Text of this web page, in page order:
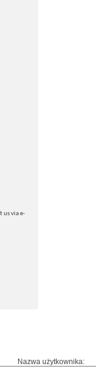
us via e-
Nazwa użytkownika: